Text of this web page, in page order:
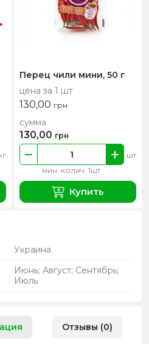
Перец чили мини, 50 г
цена за 1 шт
130,00 грн
мин. колич. 1шт
шт
сумма
130,00 грн
Купить
Украина
Июнь; Август; Сентябрь;
Июль
Отзывы (0)